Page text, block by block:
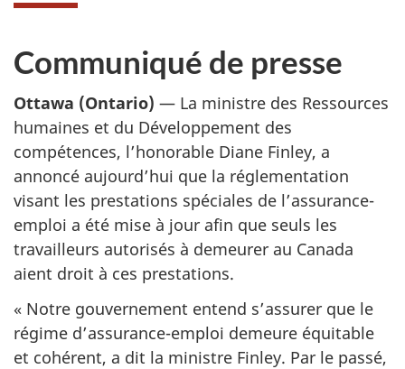
Communiqué de presse
Ottawa (Ontario) — La ministre des Ressources
humaines et du Développement des
compétences, l’honorable Diane Finley, a
annoncé aujourd’hui que la réglementation
visant les prestations spéciales de l’assurance-
emploi a été mise à jour afin que seuls les
travailleurs autorisés à demeurer au Canada
aient droit à ces prestations.
« Notre gouvernement entend s’assurer que le
régime d’assurance-emploi demeure équitable
et cohérent, a dit la ministre Finley. Par le passé,